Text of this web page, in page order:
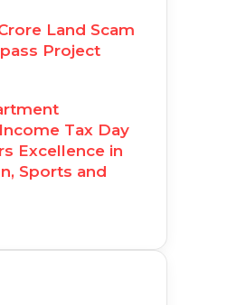
Land Scam
Project
Tax Day
Excellence in
Sports and